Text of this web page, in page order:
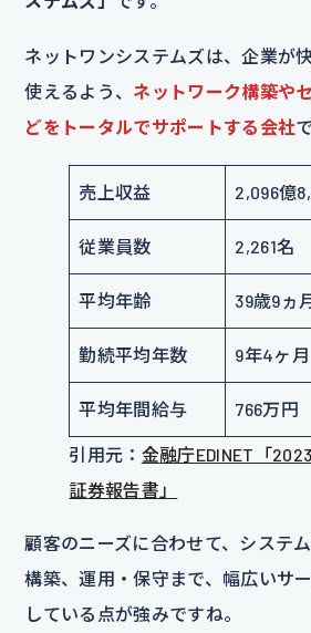
ネットワンシステムズは、企業が
使えるよう、 ネットワーク構築や
どをトータルでサポートする会社
売上収益 2,096億
従業員数 2,261名
平均年齢 39歳9ヵ
勤続平均年数 9年4ヶ月
平均年間給与 766万円
引用元： 金融庁EDINET「
証券報告書」
顧客のニーズに合わせて、システ
構築、運用・保守まで、幅広いサ
している点が強みですね。